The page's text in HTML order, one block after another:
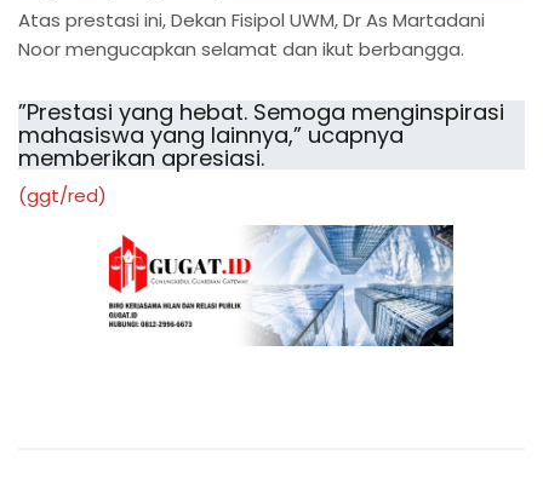
Atas prestasi ini, Dekan Fisipol UWM, Dr As Martadani
Noor mengucapkan selamat dan ikut berbangga.
”Prestasi yang hebat. Semoga menginspirasi
mahasiswa yang lainnya,” ucapnya
memberikan apresiasi.
(ggt/red)